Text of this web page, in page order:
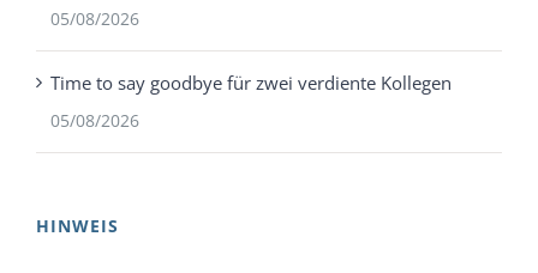
05/08/2026
Time to say goodbye für zwei verdiente Kollegen
05/08/2026
HINWEIS